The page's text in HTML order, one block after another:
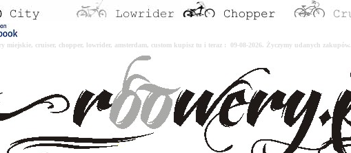
miejskie, cruiser, chopper, lowrider, amsterdam, custom kupisz tu i teraz : 09-08-2026. Życzymy udanych zakupów.